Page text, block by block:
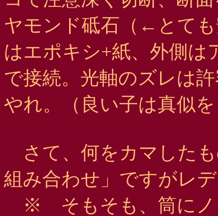
ヤモンド砥石（←とて
はエポキシ+紙、外側は
で接続。光軸のズレは
やれ。（良い子は真似
さて、何をカマした
組み合わせ」ですがレ
※ そもそも、筒にノ